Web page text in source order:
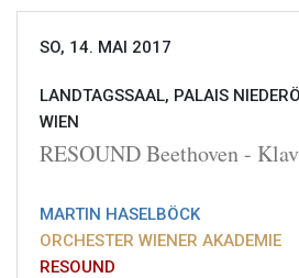
SO, 14. MAI 2017
LANDTAGSSAAL, PALAIS
WIEN
RESOUND Beethoven -
MARTIN HASELBÖCK
ORCHESTER WIENER AKADEMIE
RESOUND